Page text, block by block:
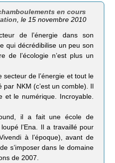
en cours
, le 15 novembre 2010
de l’énergie dans son
qui décrédibilise un peu son
de l’écologie n’est plus un
secteur de l’énergie et tout le
NKM (c’est un comble). Il
et le numérique. Incroyable.
il a fait une école de
l’Ena. Il a travaillé pour
à l’époque), avant de
s’imposer dans le domaine
de 2007.